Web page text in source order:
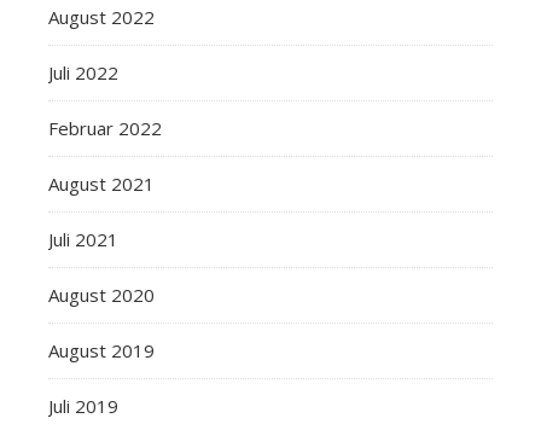
August 2022
Juli 2022
Februar 2022
August 2021
Juli 2021
August 2020
August 2019
Juli 2019